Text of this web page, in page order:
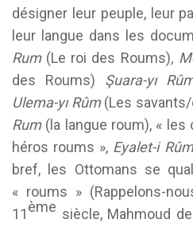
désigner leur peuple, leur
leur langue dans les
Rum (Le roi des Roums),
des Roums) Şuara-yı
Ulema-yı Rûm(Les
Rum (la langue roum), « les
héros roums », Eyalet-i
bref, les Ottomans se
« roums » (Rappelons-
11ème siècle, Mahmoud